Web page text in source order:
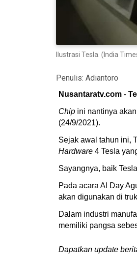
Ilustrasi Tesla. (India
Penulis: Adiantoro
Nusantaratv.com -
Chip ini nantinya
(24/9/2021).
Sejak awal tahun ini,
Hardware 4 Tesla
Sayangnya, baik
Pada acara AI Day
akan digunakan di
Dalam industri
memiliki pangsa
Dapatkan update